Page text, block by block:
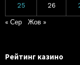
25 26
« Сер Жов »
Рейтинг казино